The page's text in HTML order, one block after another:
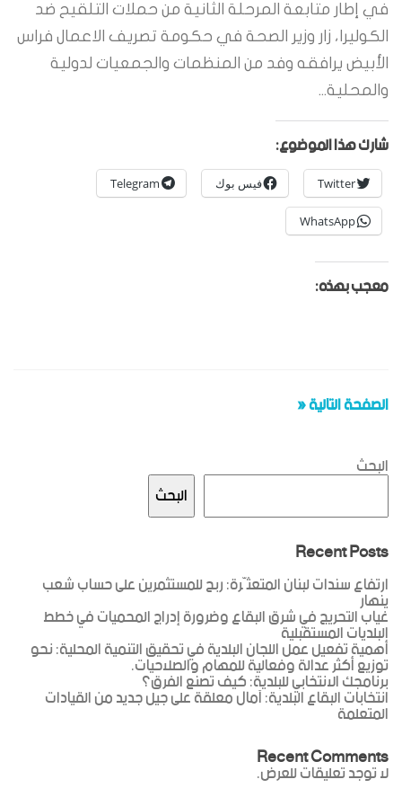
في إطار متابعة المرحلة الثانية من حملات التلقيح ضد
الكوليرا، زار وزير الصحة في حكومة تصريف الاعمال فراس
الأبيض يرافقه وفد من المنظمات والجمعيات لدولية
والمحلية...
شارك هذا الموضوع:
Twitter فيس بوك Telegram
WhatsApp
معجب بهذه:
الصفحة التالية «
البحث
البحث
Recent Posts
ارتفاع سندات لبنان المتعثّرة: ربح للمستثمرين على حساب شعب
ينهار
غياب التحريج في شرق البقاع وضرورة إدراج المحميات في خطط
البلديات المستقبلية
أهمية تفعيل عمل اللجان البلدية في تحقيق التنمية المحلية: نحو
توزيع أكثر عدالة وفعالية للمهام والصلاحيات.
برنامجك الانتخابي للبلدية: كيف تصنع الفرق؟
انتخابات البقاع البلدية: آمال معلقة على جيل جديد من القيادات
المتعلمة
Recent Comments
لا توجد تعليقات للعرض.